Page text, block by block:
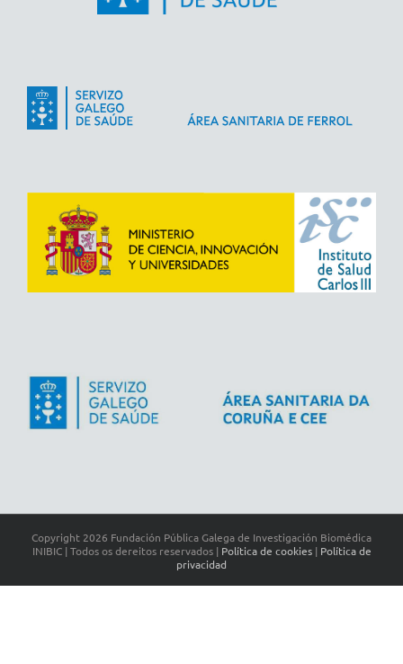
Copyright 2026 Fundación Pública Galega de Investigación Biomédica
INIBIC | Todos os dereitos reservados | Política de cookies| Política de
privacidad